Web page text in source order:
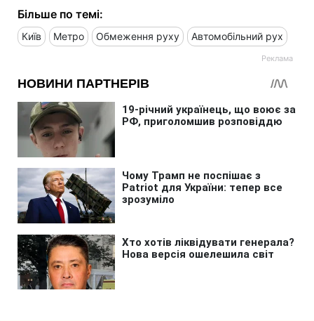
Більше по темі:
Київ Метро Обмеження руху Автомобільний рух